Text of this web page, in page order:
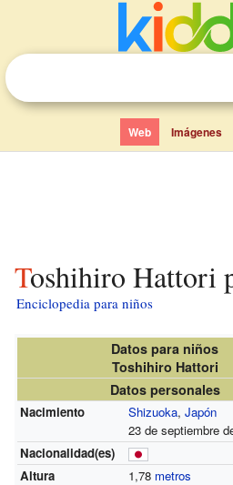
Web Imágenes
Toshihiro Hattori
Enciclopedia para niños
Datos para niños
Toshihiro Hattori
Datos personales
Nacimiento Shizuoka, Japón
23 de septiembre
Nacionalidad(es)
Altura
1,78 metros